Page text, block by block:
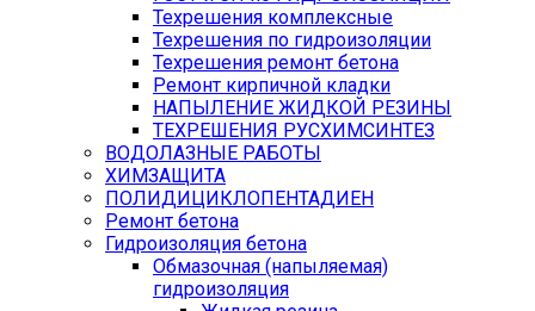
Техрешения комплексные
Техрешения по гидроизоляции
Техрешения ремонт бетона
Ремонт кирпичной кладки
НАПЫЛЕНИЕ ЖИДКОЙ РЕЗИНЫ
ТЕХРЕШЕНИЯ РУСХИМСИНТЕЗ
ВОДОЛАЗНЫЕ РАБОТЫ
ХИМЗАЩИТА
ПОЛИДИЦИКЛОПЕНТАДИЕН
Ремонт бетона
Гидроизоляция бетона
Обмазочная (напыляемая)
гидроизоляция